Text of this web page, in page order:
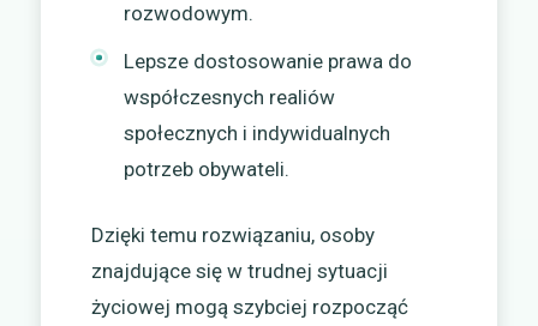
rozwodowym.
Lepsze dostosowanie prawa do
współczesnych realiów
społecznych i indywidualnych
potrzeb obywateli.
Dzięki temu rozwiązaniu, osoby
znajdujące się w trudnej sytuacji
życiowej mogą szybciej rozpocząć